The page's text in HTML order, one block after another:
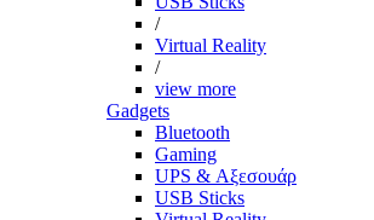
/
Virtual Reality
/
view more
Gadgets
Bluetooth
Gaming
UPS & Αξεσουάρ
USB Sticks